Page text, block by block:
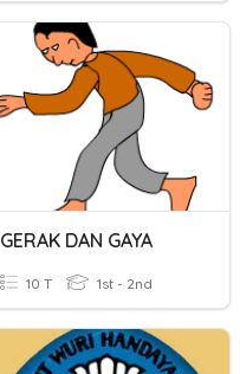
GERAK DAN GAYA
10 T 1st - 2nd